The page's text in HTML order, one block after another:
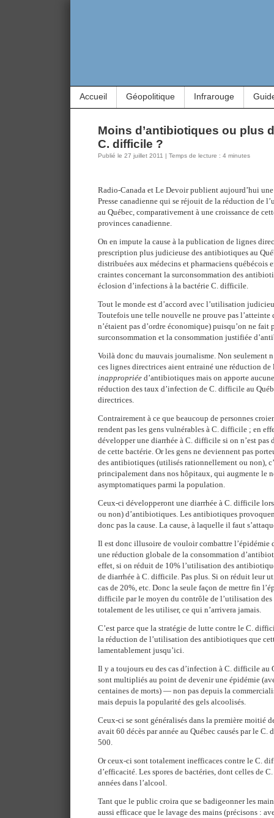
Accueil Géopolitique Infrarouge
Moins d’antibiotiques ou plus
C. difficile ?
Publié le 27 juillet 2011 | Temps de lecture : 4 minutes
Radio-Canada et Le Devoir publient aujourd’hui
Presse canadienne qui se réjouit de la réduction de
au Québec, comparativement à une croissance de
provinces canadienne.
On en impute la cause à la publication de lignes
prescription plus judicieuse des antibiotiques au
distribuées aux médecins et pharmaciens québécois
craintes concernant la surconsommation des
éclosion d’infections à la bactérie C. difficile.
Tout le monde est d’accord avec l’utilisation
Toutefois une telle nouvelle ne prouve pas l’atteinte
n’étaient pas d’ordre économique) puisqu’on ne
surconsommation et la consommation justifiée
Voilà donc du mauvais journalisme. Non seulement
ces lignes directrices aient entrainé une réduction
inappropriée d’antibiotiques mais on apporte
réduction des taux d’infection de C. difficile au
directrices.
Contrairement à ce que beaucoup de personnes
rendent pas les gens vulnérables à C. difficile ; en
développer une diarrhée à C. difficile si on n’est pas
de cette bactérie. Or les gens ne deviennent pas
des antibiotiques (utilisés rationnellement ou non),
principalement dans nos hôpitaux, qui augmente le
asymptomatiques parmi la population.
Ceux-ci développeront une diarrhée à C. difficile
ou non) d’antibiotiques. Les antibiotiques
donc pas la cause. La cause, à laquelle il faut
Il est donc illusoire de vouloir combattre l’épidémie
une réduction globale de la consommation
effet, si on réduit de 10% l’utilisation des
de diarrhée à C. difficile. Pas plus. Si on réduit leur
cas de 20%, etc. Donc la seule façon de mettre fin
difficile par le moyen du contrôle de l’utilisation des
totalement de les utiliser, ce qui n’arrivera jamais.
C’est parce que la stratégie de lutte contre le C.
la réduction de l’utilisation des antibiotiques que
lamentablement jusqu’ici.
Il y a toujours eu des cas d’infection à C. difficile au
sont multipliés au point de devenir une épidémie
centaines de morts) — non pas depuis la
mais depuis la popularité des gels alcoolisés.
Ceux-ci se sont généralisés dans la première moitié
avait 60 décès par année au Québec causés par le
500.
Or ceux-ci sont totalement inefficaces contre le C.
d’efficacité. Les spores de bactéries, dont celles de
années dans l’alcool.
Tant que le public croira que se badigeonner les
aussi efficace que le lavage des mains (précisons :